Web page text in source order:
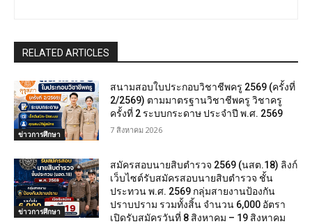
RELATED ARTICLES
ข่าวการศึกษา
สนามสอบใบประกอบวิชาชีพครู 2569 (ครั้งที่
2/2569) ตามมาตรฐานวิชาชีพครู วิชาครู
ครั้งที่ 2 ระบบกระดาษ ประจำปี พ.ศ. 2569
7 สิงหาคม 2026
ข่าวการศึกษา
สมัครสอบนายสิบตำรวจ 2569 (นสต.18) ลิงก์
เว็บไซต์รับสมัครสอบนายสิบตำรวจ ชั้น
ประทวน พ.ศ. 2569 กลุ่มสายงานป้องกัน
ปราบปราม รวมทั้งสิ้น จำนวน 6,000 อัตรา
เปิดรับสมัครวันที่ 8 สิงหาคม – 19 สิงหาคม